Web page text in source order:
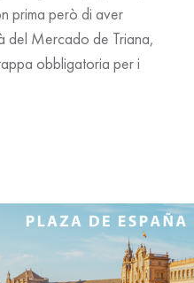
prima però di aver
del Mercado de Triana,
obbligatoria per i